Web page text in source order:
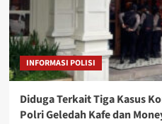
INFORMASI POLISI
Diduga Terkait Tiga Kasus
Polri Geledah Kafe dan